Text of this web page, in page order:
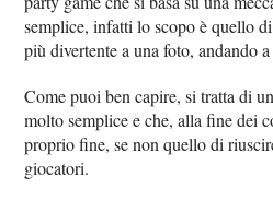
semplice, infatti lo scopo è quello
più divertente a una foto, andando
Come puoi ben capire, si tratta di
molto semplice e che, alla fine dei
proprio fine, se non quello di
giocatori.